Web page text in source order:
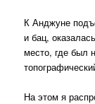
К Анджуне
и бац,
место, где был
На этом я